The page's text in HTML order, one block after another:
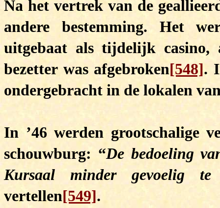
Na het vertrek van de
andere bestemming. Het
uitgebaat als tijdelijk casino,
bezetter was afgebroken[548].
ondergebracht in de lokalen
In ’46 werden grootschalige
schouwburg: “De bedoeling
Kursaal minder gevoelig te
vertellen[549].